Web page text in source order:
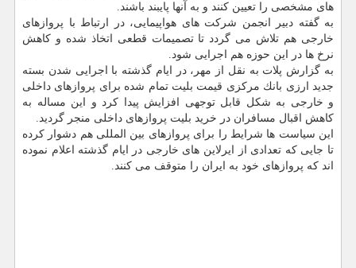
های مشخصی را تعیین كنند و به آنها پایبند باشند.
به گفته دبیر انجمن شركت های هواپیمایی، در ارتباط با پروازهای
خارجی هم تلاش می گردد تا تصمیمات قطعی اتخاذ شده و كاهش
نرخ ها در این حوزه هم اجرایی شود.
به گزارش پلات به نقل از مهر، در ایام گذشته با اجرایی شدن بسته
جدید ارزی بانك مركزی قیمت بلیت تمام شده برای پروازهای داخلی
و خارجی به شكل قابل توجهی افزایش پیدا كرد و این مساله به
كاهش اقبال مسافران در خرید بلیت پروازهای داخلی منجر گردید.
این سیاست ها شرایط را برای پروازهای بین المللی هم دشوار كرده
تا جایی كه تعدادی از ایرلاین های خارجی در ایام گذشته اعلام نموده
اند كه پروازهای خود به ایران را متوقف می كنند.